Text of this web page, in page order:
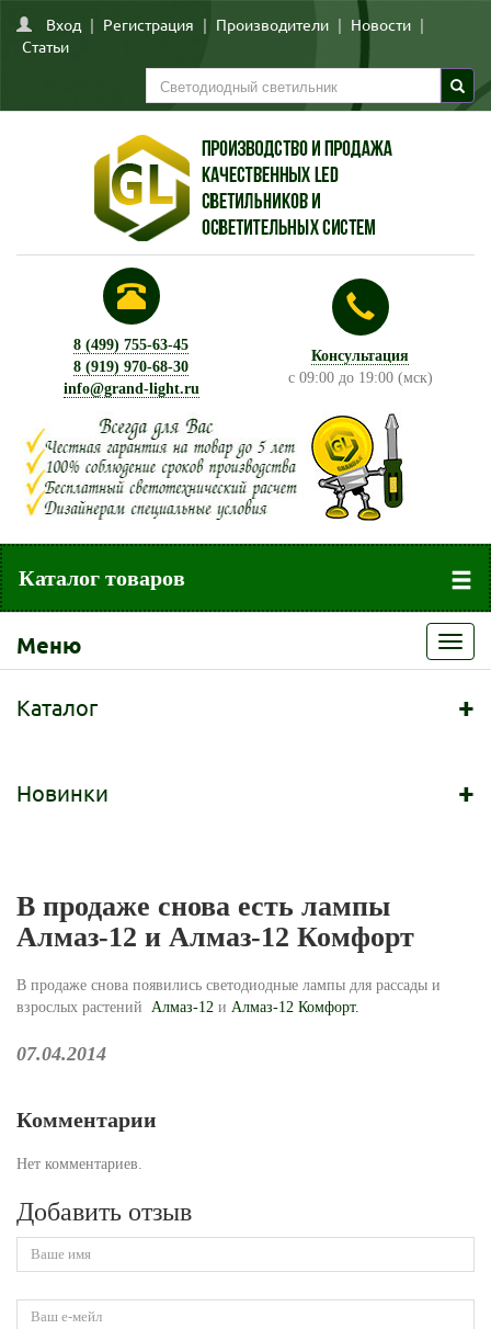
Вход | Регистрация | Производители | Новости |
Статьи
8 (499) 755-63-45
8 (919) 970-68-30
info@grand-light.ru
Консультация
с 09:00 до 19:00 (мск)
Каталог товаров
Меню
Каталог +
Новинки +
В продаже снова есть лампы
Алмаз-12 и Алмаз-12 Комфорт
В продаже снова появились светодиодные лампы для рассады и
взрослых растений Алмаз-12 и Алмаз-12 Комфорт.
07.04.2014
Комментарии
Нет комментариев.
Добавить отзыв